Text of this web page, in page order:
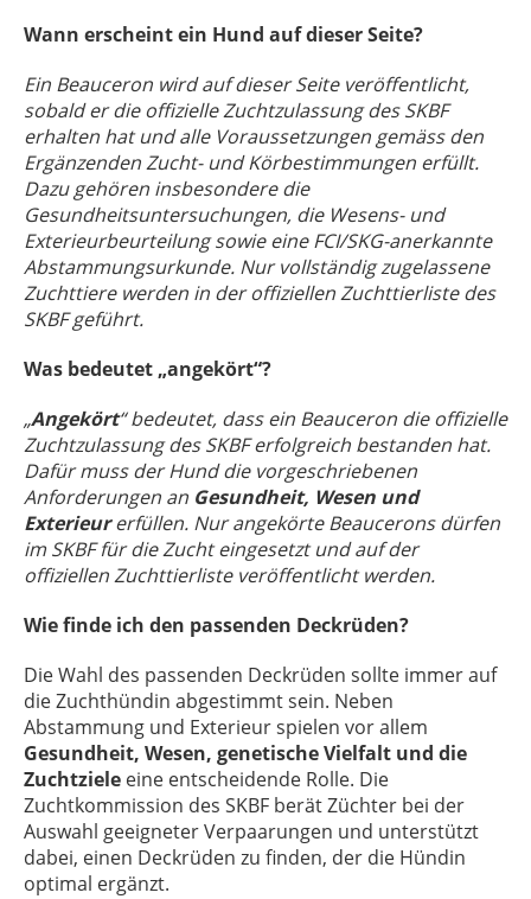
Wann erscheint ein Hund auf dieser Seite?
Ein Beauceron wird auf dieser Seite veröffentlicht,
sobald er die offizielle Zuchtzulassung des SKBF
erhalten hat und alle Voraussetzungen gemäss den
Ergänzenden Zucht- und Körbestimmungen erfüllt.
Dazu gehören insbesondere die
Gesundheitsuntersuchungen, die Wesens- und
Exterieurbeurteilung sowie eine FCI/SKG-anerkannte
Abstammungsurkunde. Nur vollständig zugelassene
Zuchttiere werden in der offiziellen Zuchttierliste des
SKBF geführt.
Was bedeutet „angekört“?
„Angekört“ bedeutet, dass ein Beauceron die offizielle
Zuchtzulassung des SKBF erfolgreich bestanden hat.
Dafür muss der Hund die vorgeschriebenen
Anforderungen an Gesundheit, Wesen und
Exterieurerfüllen. Nur angekörte Beaucerons dürfen
im SKBF für die Zucht eingesetzt und auf der
offiziellen Zuchttierliste veröffentlicht werden.
Wie finde ich den passenden Deckrüden?
Die Wahl des passenden Deckrüden sollte immer auf
die Zuchthündin abgestimmt sein. Neben
Abstammung und Exterieur spielen vor allem
Gesundheit, Wesen, genetische Vielfalt und die
Zuchtziele eine entscheidende Rolle. Die
Zuchtkommission des SKBF berät Züchter bei der
Auswahl geeigneter Verpaarungen und unterstützt
dabei, einen Deckrüden zu finden, der die Hündin
optimal ergänzt.